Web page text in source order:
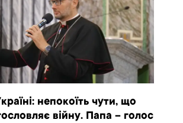
непокоїть чути, що
війну. Папа – голос